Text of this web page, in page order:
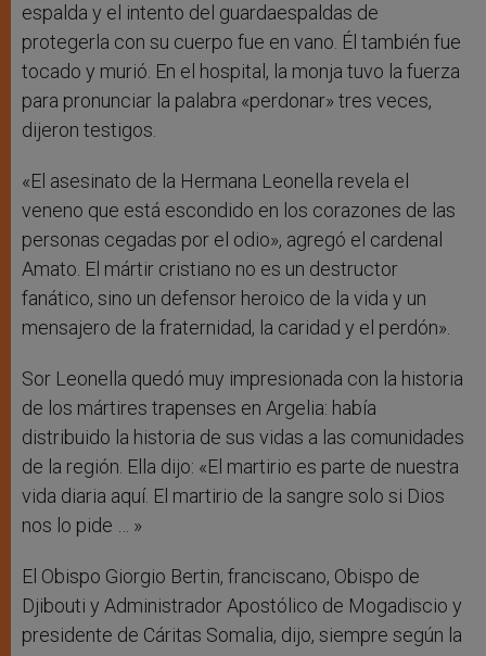
espalda y el intento del guardaespaldas de
protegerla con su cuerpo fue en vano. Él también fue
tocado y murió. En el hospital, la monja tuvo la fuerza
para pronunciar la palabra «perdonar» tres veces,
dijeron testigos.
«El asesinato de la Hermana Leonella revela el
veneno que está escondido en los corazones de las
personas cegadas por el odio», agregó el cardenal
Amato. El mártir cristiano no es un destructor
fanático, sino un defensor heroico de la vida y un
mensajero de la fraternidad, la caridad y el perdón».
Sor Leonella quedó muy impresionada con la historia
de los mártires trapenses en Argelia: había
distribuido la historia de sus vidas a las comunidades
de la región. Ella dijo: «El martirio es parte de nuestra
vida diaria aquí. El martirio de la sangre solo si Dios
nos lo pide … »
El Obispo Giorgio Bertin, franciscano, Obispo de
Djibouti y Administrador Apostólico de Mogadiscio y
presidente de Cáritas Somalia, dijo, siempre según la